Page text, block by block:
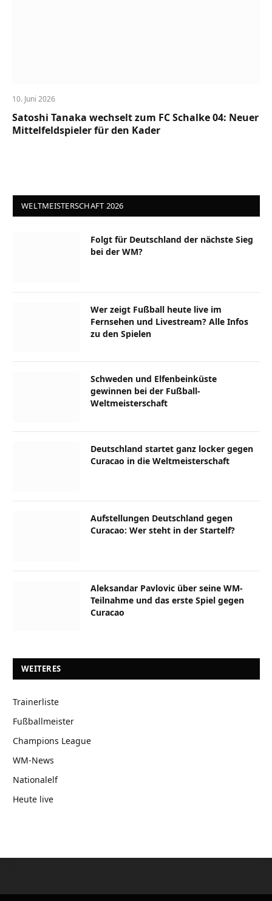
10. Juni 2026
Satoshi Tanaka wechselt zum FC Schalke 04: Neuer
Mittelfeldspieler für den Kader
WELTMEISTERSCHAFT 2026
Folgt für Deutschland der nächste Sieg
bei der WM?
Wer zeigt Fußball heute live im
Fernsehen und Livestream? Alle Infos
zu den Spielen
Schweden und Elfenbeinküste
gewinnen bei der Fußball-
Weltmeisterschaft
Deutschland startet ganz locker gegen
Curacao in die Weltmeisterschaft
Aufstellungen Deutschland gegen
Curacao: Wer steht in der Startelf?
Aleksandar Pavlovic über seine WM-
Teilnahme und das erste Spiel gegen
Curacao
WEITERES
Trainerliste
Fußballmeister
Champions League
WM-News
Nationalelf
Heute live